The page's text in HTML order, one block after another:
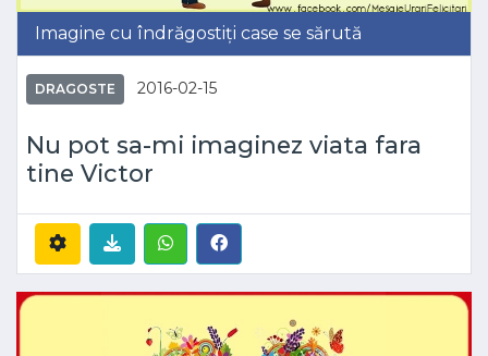
Imagine cu îndrăgostiți case se sărută
DRAGOSTE 2016-02-15
Nu pot sa-mi imaginez viata fara
tine Victor